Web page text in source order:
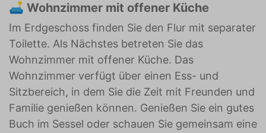
🛋️ Wohnzimmer mit offener Küche
Im Erdgeschoss finden Sie den Flur mit separater
Toilette. Als Nächstes betreten Sie das
Wohnzimmer mit offener Küche. Das
Wohnzimmer verfügt über einen Ess- und
Sitzbereich, in dem Sie die Zeit mit Freunden und
Familie genießen können. Genießen Sie ein gutes
Buch im Sessel oder schauen Sie gemeinsam eine